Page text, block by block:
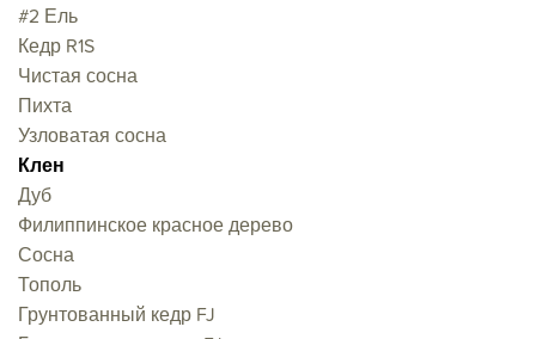
#2 Ель
Кедр R1S
Чистая сосна
Пихта
Узловатая сосна
Клен
Дуб
Филиппинское красное дерево
Сосна
Тополь
Грунтованный кедр FJ